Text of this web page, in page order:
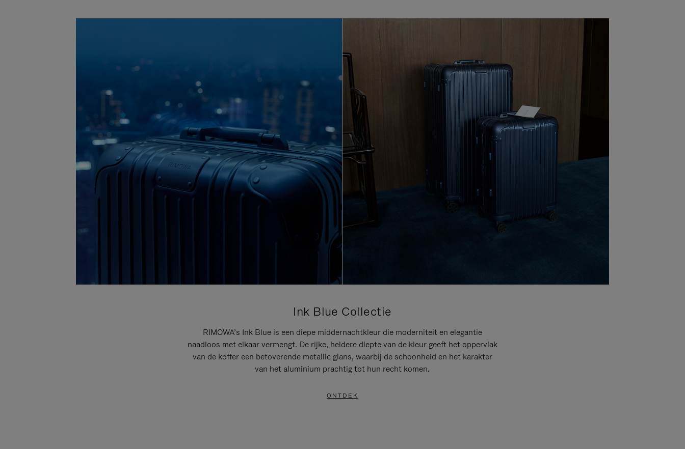
Ink Blue Collectie
RIMOWA’s Ink Blue is een diepe middernachtkleur die moderniteit en elegantie
naadloos met elkaar vermengt. De rijke, heldere diepte van de kleur geeft het oppervlak
van de koffer een betoverende metallic glans, waarbij de schoonheid en het karakter
van het aluminium prachtig tot hun recht komen.
ONTDEK